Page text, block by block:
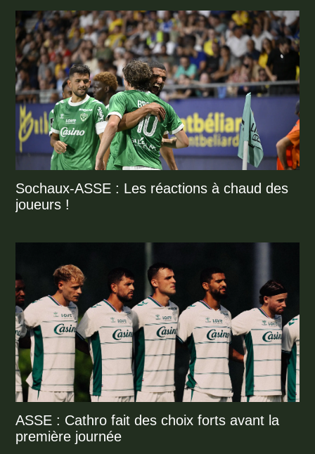
Sochaux-ASSE : Les réactions à chaud des
joueurs !
ASSE : Cathro fait des choix forts avant la
première journée